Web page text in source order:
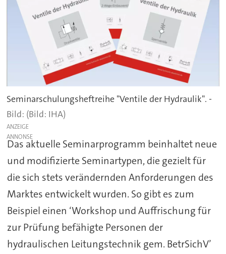
Seminarschulungsheftreihe "Ventile der Hydraulik". -
(Bild: IHA)
ANZEIGE
Das aktuelle Seminarprogramm beinhaltet neue
und modifizierte Seminartypen, die gezielt für
die sich stets verändernden Anforderungen des
Marktes entwickelt wurden. So gibt es zum
Beispiel einen ‘Workshop und Auffrischung für
zur Prüfung befähigte Personen der
hydraulischen Leitungstechnik gem. BetrSichV’